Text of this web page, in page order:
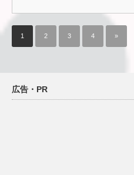
1 2 3 4 »
広告・PR